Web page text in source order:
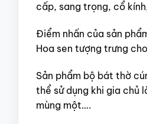
cấp, sang trọng, cổ
Điểm nhấn của sản
Hoa sen tượng trưng
Sản phẩm bộ bát thờ
thể sử dụng khi gia chủ
mùng một….